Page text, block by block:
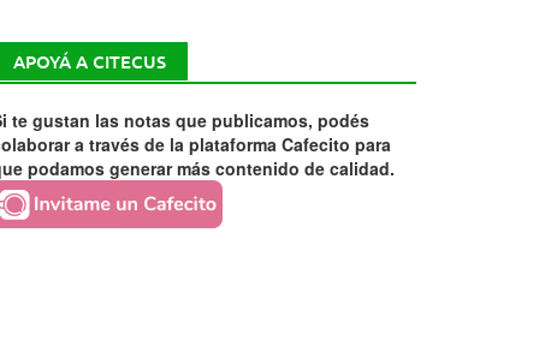
APOYÁ A CITECUS
te gustan las notas que publicamos, podés
a través de la plataforma Cafecito para
podamos generar más contenido de calidad.